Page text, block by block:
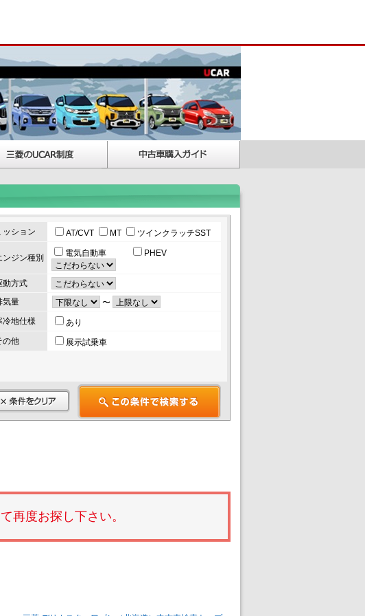
ッション AT/CVT MT ツインクラッチSST
ンジン種別 電気自動車 PHEV
動方式
気量
〜
冷地仕様
あり
の他
展示試乗車
再度お探し下さい。